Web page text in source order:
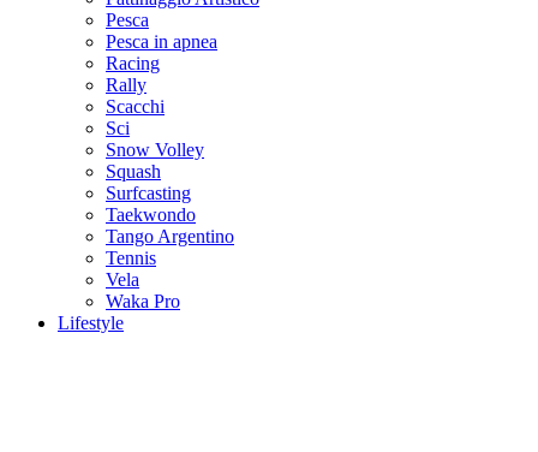
Pesca
Pesca in apnea
Racing
Rally
Scacchi
Sci
Snow Volley
Squash
Surfcasting
Taekwondo
Tango Argentino
Tennis
Vela
Waka Pro
Lifestyle